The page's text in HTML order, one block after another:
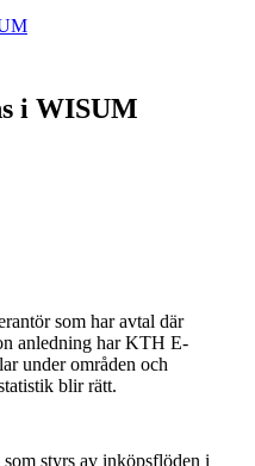
i WISUM
som har avtal där
anledning har KTH E-
under områden och
blir rätt.
styrs av inköpsflöden i